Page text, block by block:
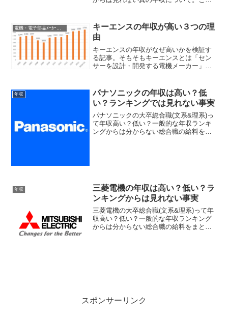
合職って年収高い？低い？・平均年収
は？・主任/係長/課長/部...
電機・電子部品ﾒｰｶｰ年収
キーエンスの年収が高い３つの理
由
キーエンスの年収がなぜ高いかを検証す
る記事。そもそもキーエンスとは「セン
サーを設計・開発する電機メーカー」。
販売してます。画像出所：キーエンスの
ホームページキーエンスの...
年収
パナソニックの年収は高い？低
い？ランキングでは見れない事実
パナソニックの大卒総合職(文系&理系)っ
て年収高い？低い？一般的な年収ランキ
ングからは分からない総合職の給料をま
年収
三菱電機の年収は高い？低い？ラ
ンキングからは見れない事実
三菱電機の大卒総合職(文系&理系)って年
収高い？低い？一般的な年収ランキング
からは分からない総合職の給料をまとめ
スポンサーリンク